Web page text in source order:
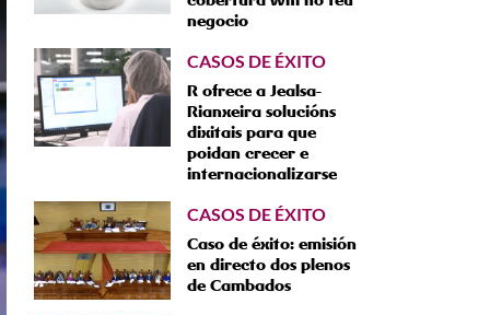
negocio
CASOS DE ÉXITO
R ofrece a Jealsa-
Rianxeira solucións
dixitais para que
poidan crecer e
internacionalizarse
CASOS DE ÉXITO
Caso de éxito: emisión
en directo dos plenos
de Cambados